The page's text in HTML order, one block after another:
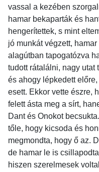
vassal a kezében
hamar bekaparták és
hengerítettek, s mint
jó munkát végzett,
alagútban tapogatózva
tudott rátalálni, nagy utat
és ahogy lépkedett
esett. Ekkor vette észre,
felett ásta meg a sírt,
Dant és Onokot
tőle, hogy kicsoda és
megmondta, hogy ő az.
de hamar le is
hiszen szerelmesek